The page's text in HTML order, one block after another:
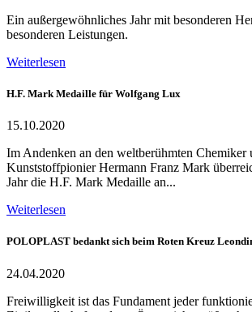
Ein außergewöhnliches Jahr mit besonderen
besonderen Leistungen.
Weiterlesen
H.F. Mark Medaille für Wolfgang Lux
15.10.2020
Im Andenken an den weltberühmten Chemiker
Kunststoffpionier Hermann Franz Mark
Jahr die H.F. Mark Medaille an...
Weiterlesen
POLOPLAST bedankt sich beim Roten Kreuz
24.04.2020
Freiwilligkeit ist das Fundament jeder